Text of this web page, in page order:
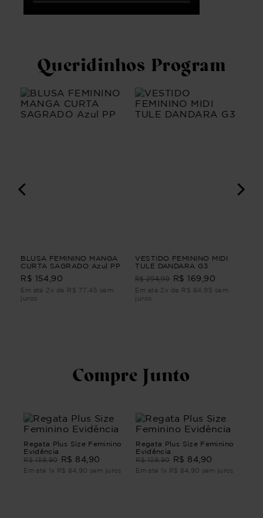
Queridinhos Program
BLUSA FEMININO MANGA
CURTA SAGRADO Azul PP
R$ 154,90
Em até 2x de R$ 77,45 sem
juros
VESTIDO FEMININO MIDI
TULE DANDARA G3
R$ 294,90 R$ 169,90
Em até 2x de R$ 84,95 sem
juros
Compre Junto
Regata Plus Size Feminino
Evidência
R$ 139,90 R$ 84 90
Em até 1 x R$ 84 90 sem juros
Regata Plus Size Feminino
Evidência
R$ 139,90 R$ 84 90
Em até 1 x R$ 84 90 sem juros